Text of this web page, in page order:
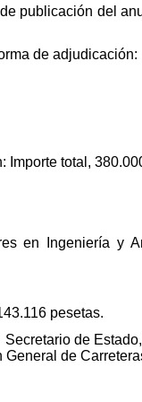
publicación del
de adjudicación:
Importe total,
en Ingeniería y
pesetas.
de
de